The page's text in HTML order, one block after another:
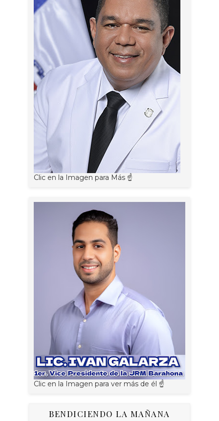
Clic en la Imagen para Más ☝
Clic en la Imagen para ver más de él ☝
BENDICIENDO LA MAÑANA